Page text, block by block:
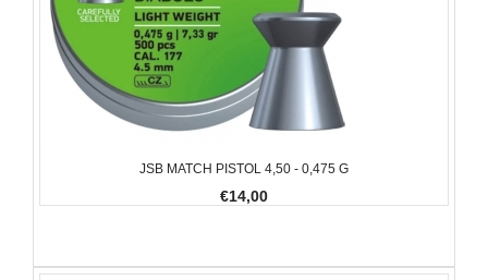
JSB MATCH PISTOL 4,50 - 0,475 G
€14,00